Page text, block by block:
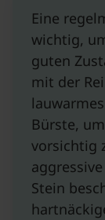
Eine
wichtig,
guten
mit der
Bürste,
vorsichtig
Stein